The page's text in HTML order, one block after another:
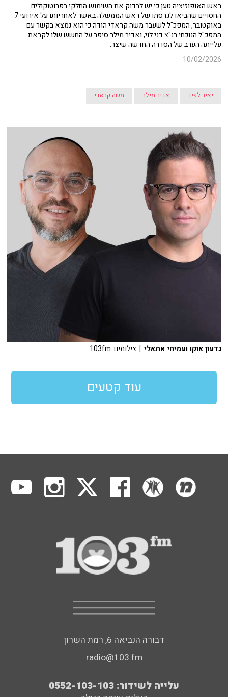
ראש האופוזיציה טען כי יש לבדוק את השימוש החלקי בפרוטוקולים
החסויים שהביאו לגרסתו של ראש הממשלה באשר לאחריותו על אירועי 7
באוקטובר, המפכ"ל לשעבר משה קראדי הודה כי הוא נמצא בקשר עם
המפכ"ל הנוכחי רנ"צ דני לוי, ואדיר מילר סיפר על החשש שלו לקראת
עלייתה הערב של הסדרה החדשה שיצר.
10/02/2026
יאיר לפיד אדיר מילר משה קראדי
גדעון אוקו ועמיחי אתאלי | צילומים: 103fm
עוד קטעים
דבורה הנביאה 6, רמת השרון
radio@103.fm
עלייה לשידור: 0552-103-103